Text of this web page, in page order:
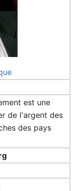
est une
de l'argent des
des pays